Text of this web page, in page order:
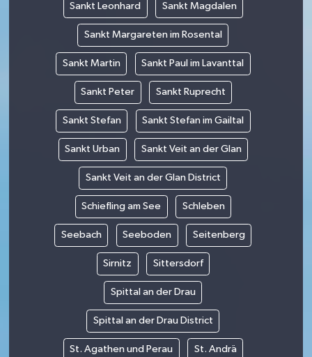
Sankt Leonhard Sankt Magdalen
Sankt Margareten im Rosental
Sankt Martin Sankt Paul im Lavanttal
Sankt Peter Sankt Ruprecht
Sankt Stefan Sankt Stefan im Gailtal
Sankt Urban Sankt Veit an der Glan
Sankt Veit an der Glan District
Schiefling am See Schleben
Seebach Seeboden Seitenberg
Sirnitz Sittersdorf
Spittal an der Drau
Spittal an der Drau District
St. Agathen und Perau St. Andrä